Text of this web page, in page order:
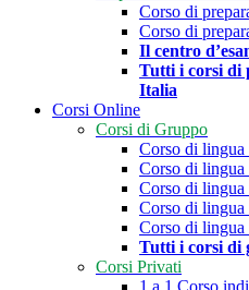
Corso di
Corso di
Il centro
Tutti i corsi di
Italia
Corsi Online
Corsi di Gruppo
Corso di
Corso di
Corso di
Corso di
Corso di lingua
Tutti i corsi di
Corsi Privati
1 a 1 Corso